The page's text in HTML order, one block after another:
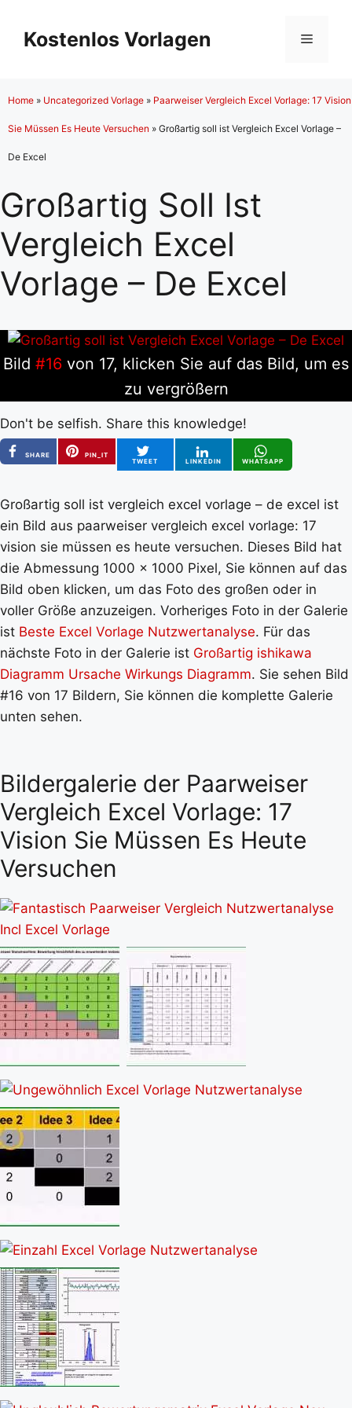
Inhalt
springen
Kostenlos Vorlagen Menü
Home » Uncategorized Vorlage » Paarweiser Vergleich Excel Vorlage: 17 Vision
Sie Müssen Es Heute Versuchen » Großartig soll ist Vergleich Excel Vorlage –
De Excel
Großartig Soll Ist
Vergleich Excel
Vorlage – De Excel
Bild #16 von 17, klicken Sie auf das Bild, um es
zu vergrößern
Don't be selfish. Share this knowledge!
SHARE
PIN_IT
TWEET
LINKEDIN WHATSAPP
Großartig soll ist vergleich excel vorlage – de excel ist
ein Bild aus paarweiser vergleich excel vorlage: 17
vision sie müssen es heute versuchen. Dieses Bild hat
die Abmessung 1000 x 1000 Pixel, Sie können auf das
Bild oben klicken, um das Foto des großen oder in
voller Größe anzuzeigen. Vorheriges Foto in der Galerie
ist Beste Excel Vorlage Nutzwertanalyse. Für das
nächste Foto in der Galerie ist Großartig ishikawa
Diagramm Ursache Wirkungs Diagramm. Sie sehen Bild
#16 von 17 Bildern, Sie können die komplette Galerie
unten sehen.
Bildergalerie der Paarweiser
Vergleich Excel Vorlage: 17
Vision Sie Müssen Es Heute
Versuchen